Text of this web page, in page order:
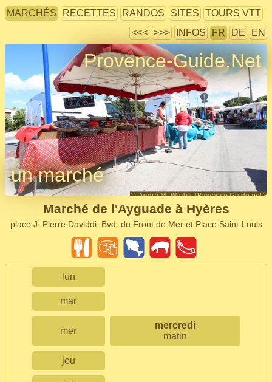
MARCHÉS RECETTES RANDOS SITES
TOURS VTT
<<< >>> INFOS FR DE EN
Provence-Guide.Net
un marché
Marché de l'Ayguade à Hyères
place J. Pierre Daviddi, Bvd. du Front de Mer et Place Saint-Louis
lun
mar
mer
mercredi
matin
jeu